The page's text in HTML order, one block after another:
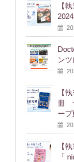
【
ン
【
冊
ー
【
「